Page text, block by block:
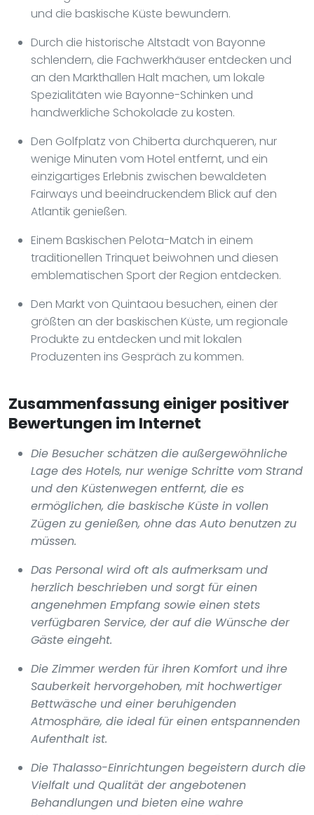
und die baskische Küste bewundern.
Durch die historische Altstadt von Bayonne
schlendern, die Fachwerkhäuser entdecken und
an den Markthallen Halt machen, um lokale
Spezialitäten wie Bayonne-Schinken und
handwerkliche Schokolade zu kosten.
Den Golfplatz von Chiberta durchqueren, nur
wenige Minuten vom Hotel entfernt, und ein
einzigartiges Erlebnis zwischen bewaldeten
Fairways und beeindruckendem Blick auf den
Atlantik genießen.
Einem Baskischen Pelota-Match in einem
traditionellen Trinquet beiwohnen und diesen
emblematischen Sport der Region entdecken.
Den Markt von Quintaou besuchen, einen der
größten an der baskischen Küste, um regionale
Produkte zu entdecken und mit lokalen
Produzenten ins Gespräch zu kommen.
Zusammenfassung einiger positiver
Bewertungen im Internet
Die Besucher schätzen die außergewöhnliche
Lage des Hotels, nur wenige Schritte vom Strand
und den Küstenwegen entfernt, die es
ermöglichen, die baskische Küste in vollen
Zügen zu genießen, ohne das Auto benutzen zu
müssen.
Das Personal wird oft als aufmerksam und
herzlich beschrieben und sorgt für einen
angenehmen Empfang sowie einen stets
verfügbaren Service, der auf die Wünsche der
Gäste eingeht.
Die Zimmer werden für ihren Komfort und ihre
Sauberkeit hervorgehoben, mit hochwertiger
Bettwäsche und einer beruhigenden
Atmosphäre, die ideal für einen entspannenden
Aufenthalt ist.
Die Thalasso-Einrichtungen begeistern durch die
Vielfalt und Qualität der angebotenen
Behandlungen und bieten eine wahre